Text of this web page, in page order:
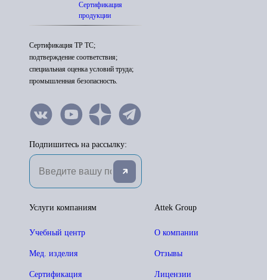
Сертификация
продукции
Сертификация ТР ТС;
подтверждение соответствия;
специальная оценка условий труда;
промышленная безопасность.
Подпишитесь на рассылку:
Attek Group
О компании
Отзывы
Лицензии
Услуги компаниям
Учебный центр
Мед. изделия
Сертификация